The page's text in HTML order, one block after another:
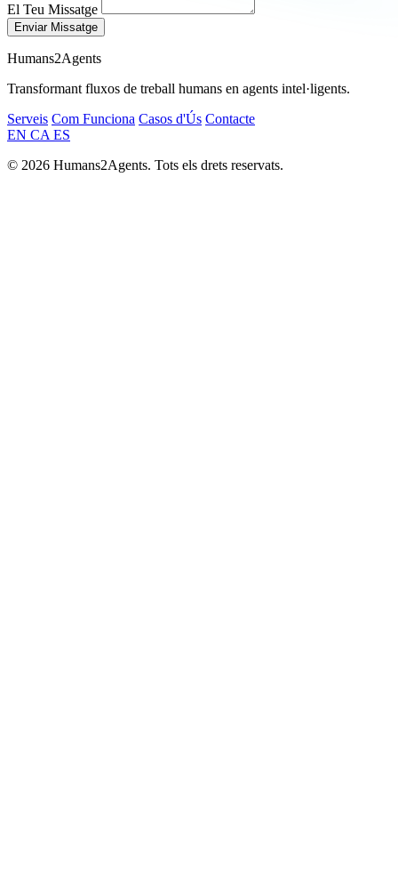
El Teu Missatge
Enviar Missatge
Humans2Agents
Transformant fluxos de treball humans en agents intel·ligents.
Serveis Com Funciona Casos d'Ús Contacte
EN CA ES
© 2026 Humans2Agents. Tots els drets reservats.